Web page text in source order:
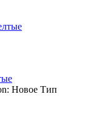
Новое Тип